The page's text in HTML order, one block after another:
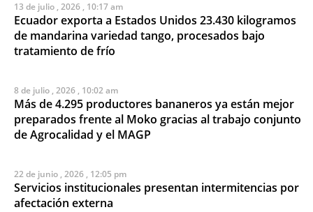
13 de julio , 2026 , 10:17 am
Ecuador exporta a Estados Unidos 23.430 kilogramos
de mandarina variedad tango, procesados bajo
tratamiento de frío
8 de julio , 2026 , 10:02 am
Más de 4.295 productores bananeros ya están mejor
preparados frente al Moko gracias al trabajo conjunto
de Agrocalidad y el MAGP
22 de junio , 2026 , 12:05 pm
Servicios institucionales presentan intermitencias por
afectación externa